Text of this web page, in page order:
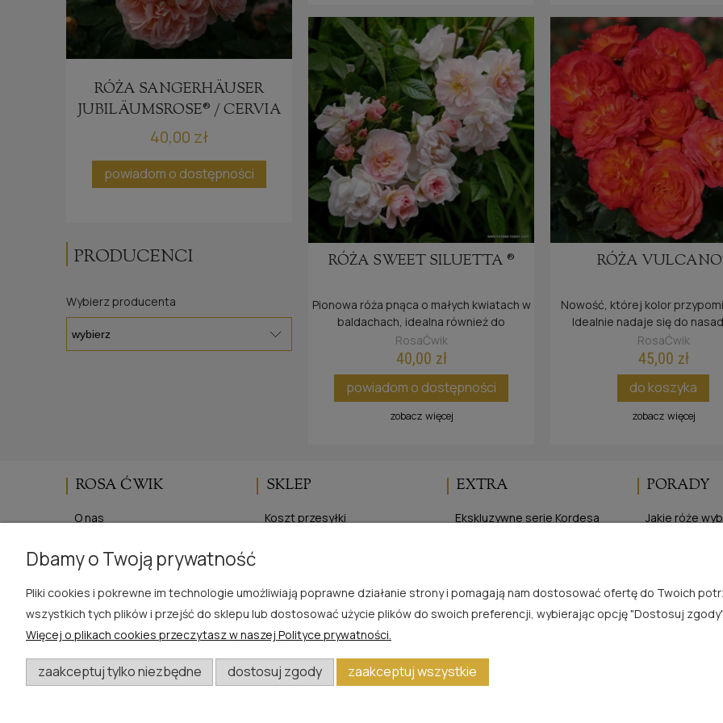
RÓŻA SANGERHÄUSER
JUBILÄUMSROSE® / CERVIA
40,00 zł
powiadom o dostępności
RÓŻA DIAMANT®
40,00 zł
powiadom o dostępności
RÓŻA JACQUES
40,00 zł
do koszyka
PRODUCENCI
Wybierz producenta
RÓŻA SWEET SILUETTA ®
Pionowa róża pnąca o małych kwiatach w
baldachach, idealna również do
mniejszych ogrodów.
RosaĆwik
40,00 zł
powiadom o dostępności
zobacz więcej
RÓŻA
Nowość, której kolor
Idealnie nadaje się do
donicach i do gruntu.
RosaĆwik
45,00 zł
do koszyka
zobacz więcej
ROSA ĆWIK
O nas
Opinie Trustmate
SKLEP
Koszt przesyłki
EXTRA
Ekskluzywne serie Kordesa
PORADY
Jakie róże
Zasady
W razie pytań i wątpliwości prosimy o kontakt
biuro@rosacwik.pl
Dbamy o Twoją prywatność
Pliki cookies i pokrewne im technologie umożliwiają poprawne działanie strony i pomagają nam dostosować ofertę do Twoich
wszystkich tych plików i przejść do sklepu lub dostosować użycie plików do swoich preferencji, wybierając opcję "Dostosuj zgody".
Więcej o plikach cookies przeczytasz w naszej Polityce prywatności.
zaakceptuj tylko niezbędne dostosuj zgody zaakceptuj wszystkie